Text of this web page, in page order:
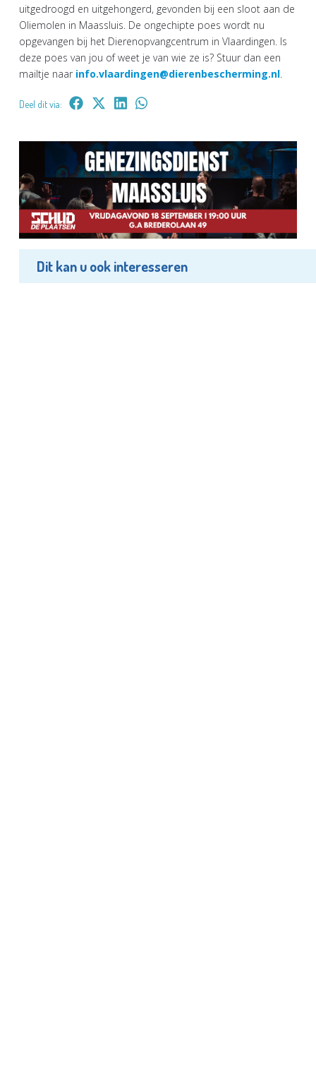
uitgedroogd en uitgehongerd, gevonden bij een sloot aan de
Oliemolen in Maassluis. De ongechipte poes wordt nu
opgevangen bij het Dierenopvangcentrum in Vlaardingen. Is
deze poes van jou of weet je van wie ze is? Stuur dan een
mailtje naar info.vlaardingen@dierenbescherming.nl
Deel dit via:
Dit kan u ook interesseren